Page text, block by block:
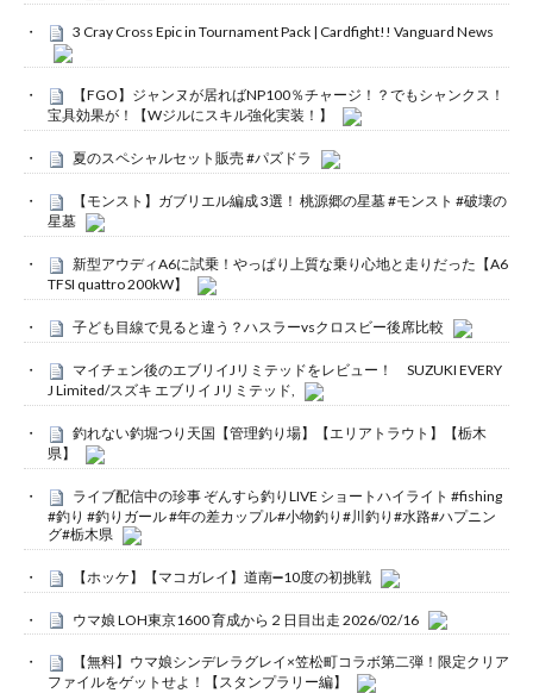
3 Cray Cross Epic in Tournament Pack | Cardfight!! Vanguard News
【FGO】ジャンヌが居ればNP100％チャージ！？でもシャンクス！
宝具効果が！【Wジルにスキル強化実装！】
夏のスペシャルセット販売 #パズドラ
【モンスト】ガブリエル編成 3選！ 桃源郷の星墓 #モンスト #破壊の
星墓
新型アウディA6に試乗！やっぱり上質な乗り心地と走りだった【A6
TFSI quattro 200kW】
子ども目線で見ると違う？ハスラーvsクロスビー後席比較
マイチェン後のエブリイJリミテッドをレビュー！ SUZUKI EVERY
J Limited/スズキ エブリイ Jリミテッド,
釣れない釣堀つり天国【管理釣り場】【エリアトラウト】【栃木
県】
ライブ配信中の珍事 ぞんすら釣りLIVE ショートハイライト #fishing
#釣り #釣りガール #年の差カップル#小物釣り#川釣り#水路#ハプニン
グ#栃木県
【ホッケ】【マコガレイ】道南➖10度の初挑戦
ウマ娘 LOH東京1600 育成から２日目出走 2026/02/16
【無料】ウマ娘シンデレラグレイ×笠松町コラボ第二弾！限定クリア
ファイルをゲットせよ！【スタンプラリー編】